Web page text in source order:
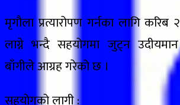
मृगौला प्रत्यारोपण गर्नका लागि
लाग्ने भन्दै सहयोगमा जुट्न
बाँगीले आग्रह गरेको छ ।
सहयोगको लागी :